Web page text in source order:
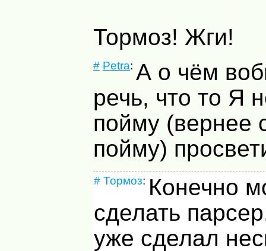
Тормоз! Жги!
# Petra: А о чём
речь, что то Я
пойму (вернее
пойму)
# Тормоз: Конечно
сделать
уже сделал